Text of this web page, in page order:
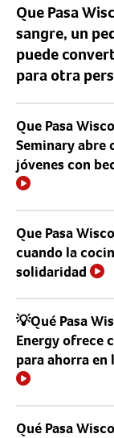
Que Pasa
sangre, un
puede
para otra
Que Pasa
Seminary abre
jóvenes con
Que Pasa
cuando la
solidaridad
💡Qué Pasa
Energy ofrece
para ahorra
Qué Pasa